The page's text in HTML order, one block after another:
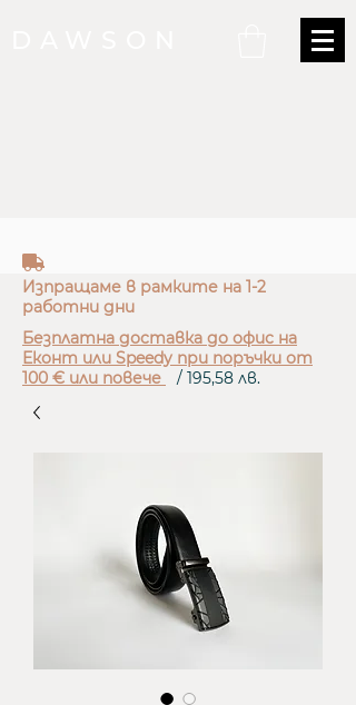
truck
Изпращаме в рамките на 1-2
работни дни
Безплатна доставка до офис на
Еконт или Speedy при поръчки от
100 € или повече
/ 195,58 лв.